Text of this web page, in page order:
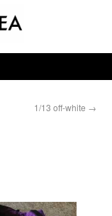
1/13 off-white →